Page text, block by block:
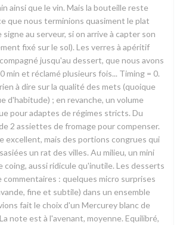
ainsi que le vin. Mais la bouteille reste
que nous terminions quasiment le plat
au serveur, si on arrive à capter son
fixé sur le sol). Les verres à apéritif
jusqu'au dessert, que nous avons
min et réclamé plusieurs fois... Timing = 0.
à dire sur la qualité des mets (quoique
d'habitude) ; en revanche, un volume
pour adaptes de régimes stricts. Du
2 assiettes de fromage pour compenser.
excellent, mais des portions congrues qui
un rat des villes. Au milieu, un mini
coing, aussi ridicule qu'inutile. Les desserts
commentaires : quelques micro surprises
fine et subtile) dans un ensemble
fait le choix d'un Mercurey blanc de
note est à l'avenant, moyenne. Equilibré,